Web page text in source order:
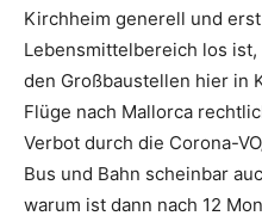
Kirchheim generell und
Lebensmittelbereich los
den Großbaustellen hier in
Flüge nach Mallorca
Verbot durch die Corona-
Bus und Bahn scheinbar
warum ist dann nach 12